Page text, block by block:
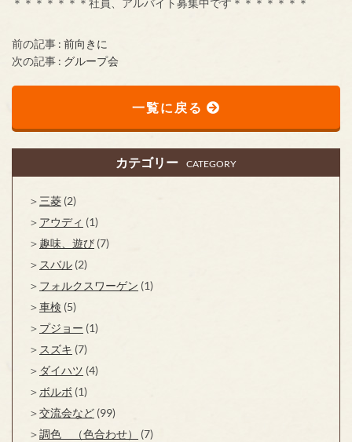
＊＊＊＊＊＊＊社員、アルバイト募集中です＊＊＊＊＊＊＊
前の記事 : 前向きに
次の記事 : グループ会
一覧に戻る
カテゴリー CATEGORY
三菱 (2)
アウディ (1)
趣味、遊び (7)
スバル (2)
フォルクスワーゲン (1)
車検 (5)
プジョー (1)
スズキ (7)
ダイハツ (4)
ボルボ (1)
交流会など (99)
調色 （色合わせ）
(7)